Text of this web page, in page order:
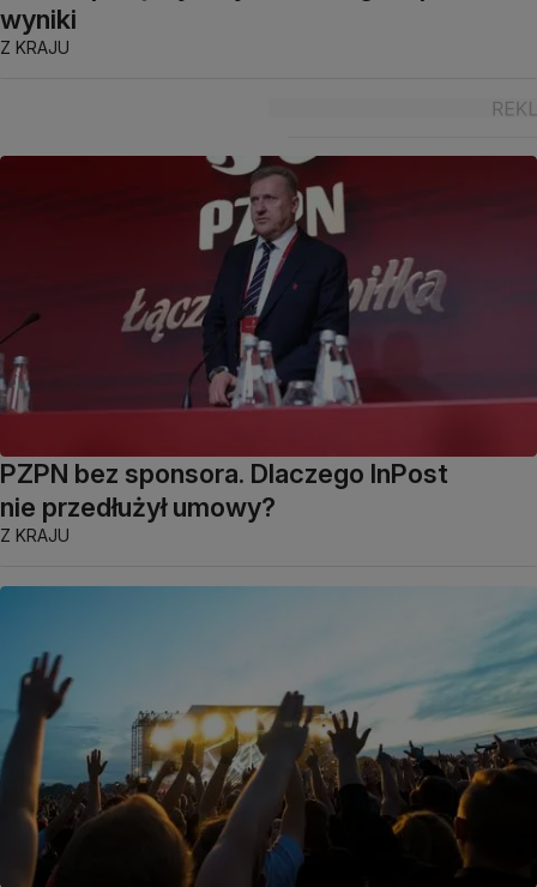
wyniki
Z KRAJU
PZPN bez sponsora. Dlaczego InPost
nie przedłużył umowy?
Z KRAJU